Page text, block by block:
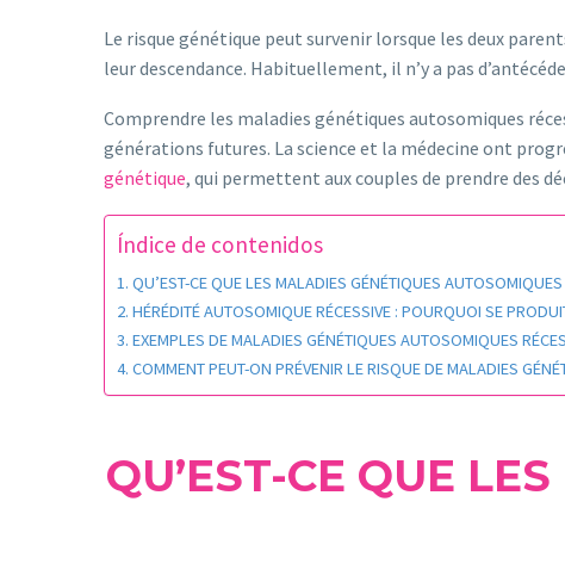
Le risque génétique peut survenir lorsque les deux
leur descendance. Habituellement, il n’y a pas
Comprendre les maladies génétiques autosomiques
générations futures. La science et la médecine ont
génétique, qui permettent aux couples de prendre des
Índice de contenidos
QU’EST-CE QUE LES MALADIES GÉNÉTIQUES AUTOSOMIQUES
HÉRÉDITÉ AUTOSOMIQUE RÉCESSIVE : POURQUOI SE
EXEMPLES DE MALADIES GÉNÉTIQUES AUTOSOMIQUES
COMMENT PEUT-ON PRÉVENIR LE RISQUE DE MALADIES
QU’EST-CE QUE